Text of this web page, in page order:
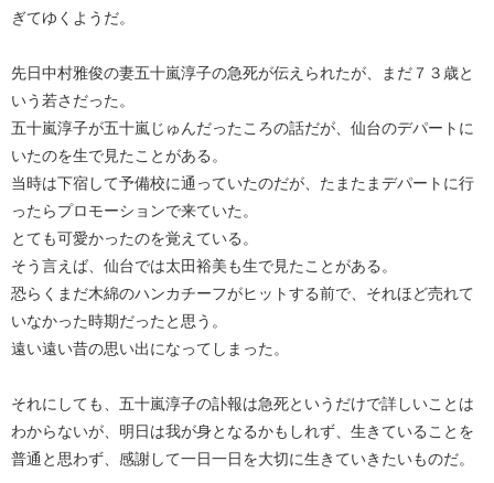
ぎてゆくようだ。
先日中村雅俊の妻五十嵐淳子の急死が伝えられたが、まだ７３歳と
いう若さだった。
五十嵐淳子が五十嵐じゅんだったころの話だが、仙台のデパートに
いたのを生で見たことがある。
当時は下宿して予備校に通っていたのだが、たまたまデパートに行
ったらプロモーションで来ていた。
とても可愛かったのを覚えている。
そう言えば、仙台では太田裕美も生で見たことがある。
恐らくまだ木綿のハンカチーフがヒットする前で、それほど売れて
いなかった時期だったと思う。
遠い遠い昔の思い出になってしまった。
それにしても、五十嵐淳子の訃報は急死というだけで詳しいことは
わからないが、明日は我が身となるかもしれず、生きていることを
普通と思わず、感謝して一日一日を大切に生きていきたいものだ。